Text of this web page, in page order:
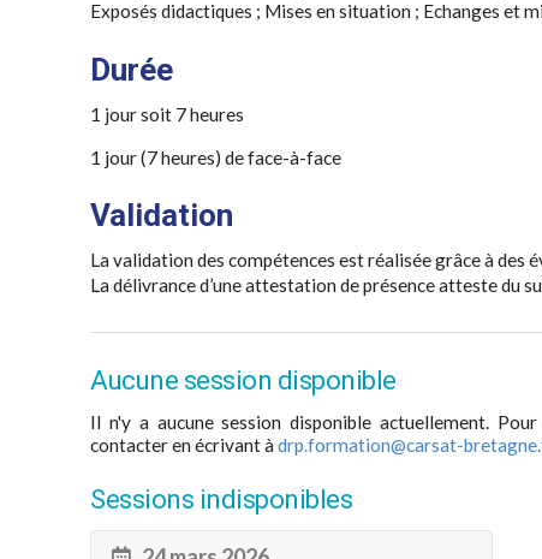
Exposés didactiques ; Mises en situation ; Echanges et
Durée
1 jour soit 7 heures
1 jour (7 heures) de face-à-face
Validation
La validation des compétences est réalisée grâce à des
La délivrance d’une attestation de présence atteste du
Aucune session disponible
Il n'y a aucune session disponible actuellement.
contacter en écrivant àdrp.formation@carsat-
Sessions indisponibles